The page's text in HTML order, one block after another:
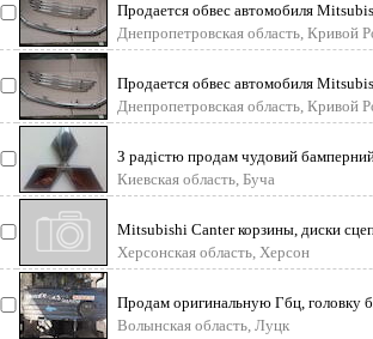
Продается обвес автомобиля
Outlander XL в отличном состоянии.
Днепропетровская область, Кривой
Продается обвес автомобиля
Outlander XL в отличном состоянии.
Днепропетровская область, Кривой
З радістю продам чудовий
для Вашого авто Міцубіші будь-
Киевская область, Буча
Mitsubishi Canter корзины, диски
выжимные и др. запчасти в
Херсонская область, Херсон
Продам оригинальную Гбц, головку
голову на Mitsubishi Lancer, Mit
Волынская область, Луцк